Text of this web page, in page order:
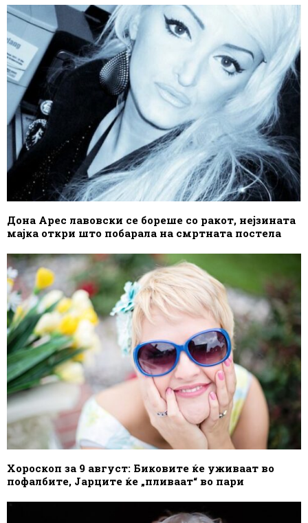
Дона Арес лавовски се бореше со ракот, нејзината
мајка откри што побарала на смртната постела
Хороскоп за 9 август: Биковите ќе уживаат во
пофалбите, Јарците ќе „пливаат“ во пари